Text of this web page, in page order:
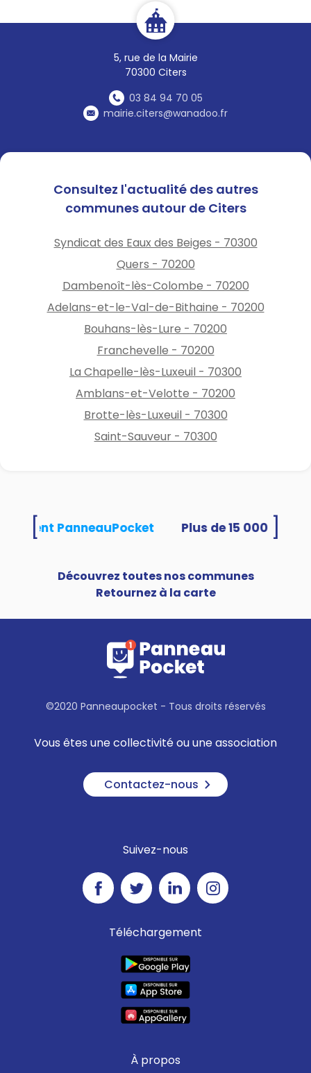
5, rue de la Mairie
70300 Citers
03 84 94 70 05
mairie.citers@wanadoo.fr
Consultez l'actualité des autres
communes autour de Citers
Syndicat des Eaux des Beiges - 70300
Quers - 70200
Dambenoît-lès-Colombe - 70200
Adelans-et-le-Val-de-Bithaine - 70200
Bouhans-lès-Lure - 70200
Franchevelle - 70200
La Chapelle-lès-Luxeuil - 70300
Amblans-et-Velotte - 70200
Brotte-lès-Luxeuil - 70300
Saint-Sauveur - 70300
PanneauPocket
Découvrez toutes nos communes
Retournez à la carte
©2020 Panneaupocket - Tous droits réservés
Vous êtes une collectivité ou une association
Contactez-nous
Suivez-nous
Téléchargement
À propos